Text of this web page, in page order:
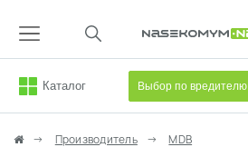
Каталог Выбор по вредителю
Производитель MDB